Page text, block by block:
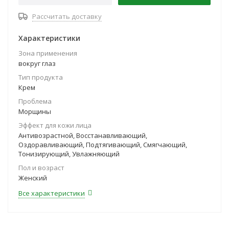
Рассчитать доставку
Характеристики
Зона применения
вокруг глаз
Тип продукта
Крем
Проблема
Морщины
Эффект для кожи лица
Антивозрастной, Восстанавливающий,
Оздоравливающий, Подтягивающий, Смягчающий,
Тонизирующий, Увлажняющий
Пол и возраст
Женский
Все характеристики